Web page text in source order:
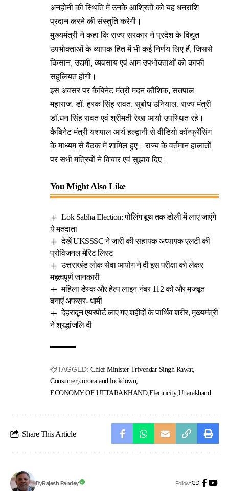
अनहोनी की स्थिति में उनके आश्रितों को यह धनराशि
प्रदान करने की संस्तुति करेगी।
मुख्यमंत्री ने कहा कि राज्य सरकार ने प्रदेश के विद्युत
उपभोक्ताओं के व्यापक हित में भी कई निर्णय लिए हैं, जिससे
किसान, उद्यमी, व्यवसाय एवं आम उपभोक्ताओं को काफी
सहूलियत होगी।
इस अवसर पर कैबिनेट मंत्री मदन कौशिक, सतपाल
महाराज, डॉ. हरक सिंह रावत, सुबोध उनियाल, राज्य मंत्री
डॉ.धन सिंह रावत एवं श्रीमती रेखा आर्या उपस्थित रहे।
कैबिनेट मंत्री यशपाल आर्य हल्द्वानी से वीडियो कॉन्फ्रेंसिंग
के माध्यम से बैठक में शामिल हुए। राज्य के वर्तमान हालातों
पर सभी मंत्रियों ने विचार एवं सुझाव दिए।
You Might Also Like
Lok Sabha Election: पोलिंग बूथ तक डोली में लाए जाएंगे
ये मतदाता
देखें UKSSSC ने जारी की सहायक अध्यापक एलटी की
प्रोविजनल मेरिट लिस्ट
उत्तराखंड लोक सेवा आयोग ने दी इस परीक्षा को लेकर
महत्वपूर्ण जानकारी
महिला डेस्क और हेल्प लाइन नंबर 112 को और मजबूत
बनाएं अफसरः धामी
देहरादून एयरपोर्ट लाए गए शहीदों के पार्थिव शरीर, मुख्यमंत्री
ने श्रद्धांजलि दी
TAGGED: Chief Minister Trivendar Singh Rawat
Consumer corona and lockdown
ECONOMY OF UTTARAKHAND Electricity Uttarakhand
Share This Article
ByRajesh Pandey Follow: